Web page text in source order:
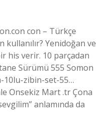
con – Türkçe
Yenidoğan ve
his verir. 10 parçadan
Sürümü 555 Somon
10lu-zibin-set-55…
Onsekiz Mart .tr Çona
anlamında da